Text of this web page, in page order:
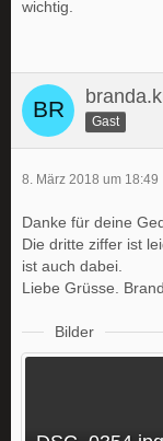
wichtig.
Gast
8. März 2018 um 18:49
Danke für deine
Die dritte ziffer ist
ist auch dabei.
Liebe Grüsse.
Bilder